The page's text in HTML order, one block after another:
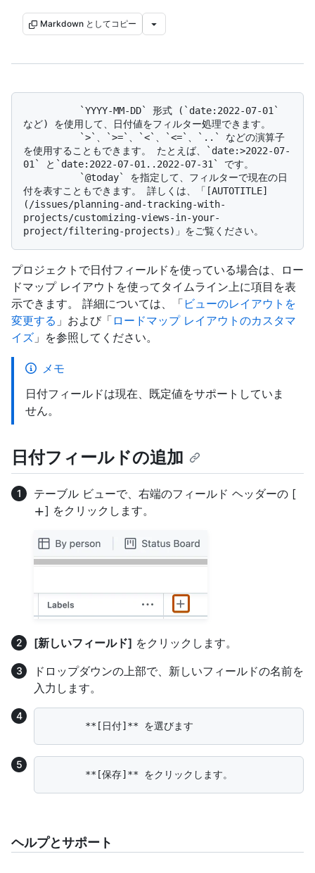
Markdown としてコピー
など) を使用して、日付値をフィルター処理できます。
を使用することもできます。 たとえば、`date:>2022-07-
01` と`date:2022-07-01..2022-07-31` です。
付を表すこともできます。 詳しくは、「[AUTOTITLE]
(/issues/planning-and-tracking-with-
projects/customizing-views-in-your-
プロジェクトで日付フィールドを使っている場合は、ロー
ドマップ レイアウトを使ってタイムライン上に項目を表
示できます。 詳細については、「 ビューのレイアウトを
変更する 」および「 ロードマップ レイアウトのカスタマ
イズ 」を参照してください。
メモ
日付フィールドは現在、既定値をサポートしていま
せん。
日付フィールドの追加
テーブル ビューで、右端のフィールド ヘッダーの [
] をクリックします。
[新しいフィールド] をクリックします。
ドロップダウンの上部で、新しいフィールドの名前を
入力します。
ヘルプとサポート